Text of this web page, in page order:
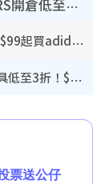
開倉優惠｜銅鑼灣MICHAEL KORS開倉低至17折！直擊$500起買手袋/銀包/鞋款 必買經典Jet Set系列
開倉優惠｜馬拉松開倉低至3折！直擊$99起買adidas／New Balance／Puma鞋款 STANLEY保溫杯劈價至$119起
廚具優惠｜普樂氏/意美廚/Buffalo廚具低至3折！$89起買煎鍋／炒鑊／個人鍋 同場小家電激減至$99起